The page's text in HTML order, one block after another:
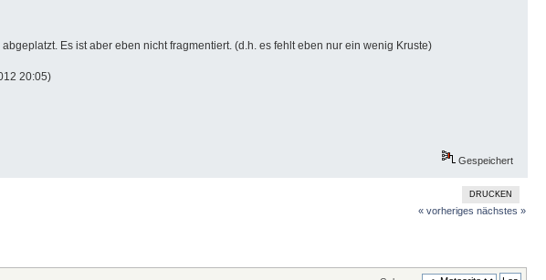
Es ist aber eben nicht fragmentiert. (d.h. es fehlt eben nur ein wenig Kruste)
20:05)
Gespeichert
DRUCKEN
« vorheriges nächstes »